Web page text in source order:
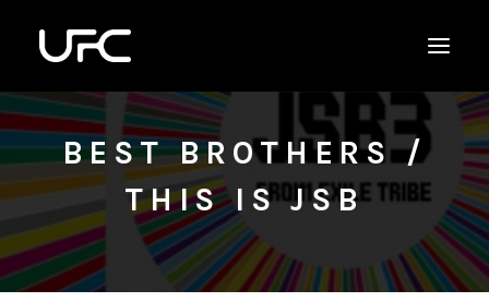
BEST BROTHERS /
THIS IS JSB